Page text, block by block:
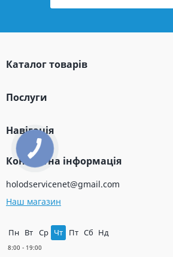
Каталог товарів
Послуги
Навігація
Контактна інформація
holodservicenet@gmail.com
Наш магазин
Пн Вт Ср Чт Пт Сб Нд